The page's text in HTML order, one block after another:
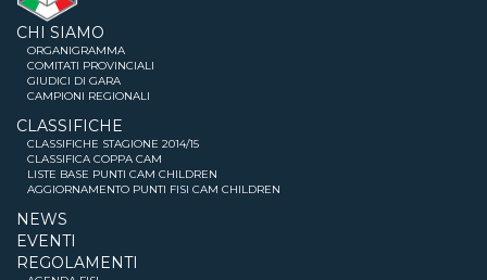
CHI SIAMO
ORGANIGRAMMA
COMITATI PROVINCIALI
GIUDICI DI GARA
CAMPIONI REGIONALI
CLASSIFICHE
CLASSIFICHE STAGIONE 2014/15
CLASSIFICA COPPA CAM
LISTE BASE PUNTI CAM CHILDREN
AGGIORNAMENTO PUNTI FISI CAM CHILDREN
NEWS
EVENTI
REGOLAMENTI